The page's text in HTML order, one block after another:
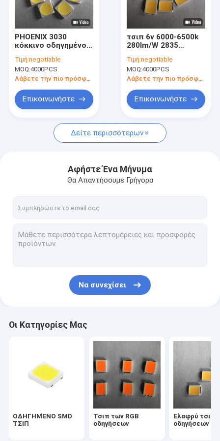
Εμφάνιση VR
Περίπου εμείς
Ποιοτικός έλεγχος
Μας ελάτε σε επαφή με
Ζητήστε ένα απόσπασμα
Τσιπ των RGB οδηγήσεων
Ελαφρύ τσιπ οδηγήσεων
Τσιπ 3030 οδηγήσεων
Τσιπ 3528 οδηγήσεων
Οδηγημένα SMD συστατικά
Πίνακας PCB οδηγήσεων
PHOENIX 3030
κόκκινο οδηγημένο
6500k 155-165lm 3v
SMD για Grow το
φως
Τιμή:negotiable
MOQ:4000PCS
Λάβετε την πιο πρόσφατη τιμή
Επικοινωνήστε
τσιπ 6v 6000-6500k
280lm/W 2835
για το φωτεινό
σηματοδότη
Τιμή:negotiable
MOQ:4000PCS
Λάβετε την πιο πρόσφατη τιμή
Επικοινωνήστε
Δείτε περισσότερων
Αφήστε Ένα Μήνυμα
Θα Απαντήσουμε Γρήγορα
Να συνεχίσει
Οι Κατηγορίες Μας
ΟΔΗΓΗΜΈΝΟ SMD
ΤΣΙΠ
Τσιπ των RGB
οδηγήσεων
Ελαφρύ τσιπ
οδηγήσεων